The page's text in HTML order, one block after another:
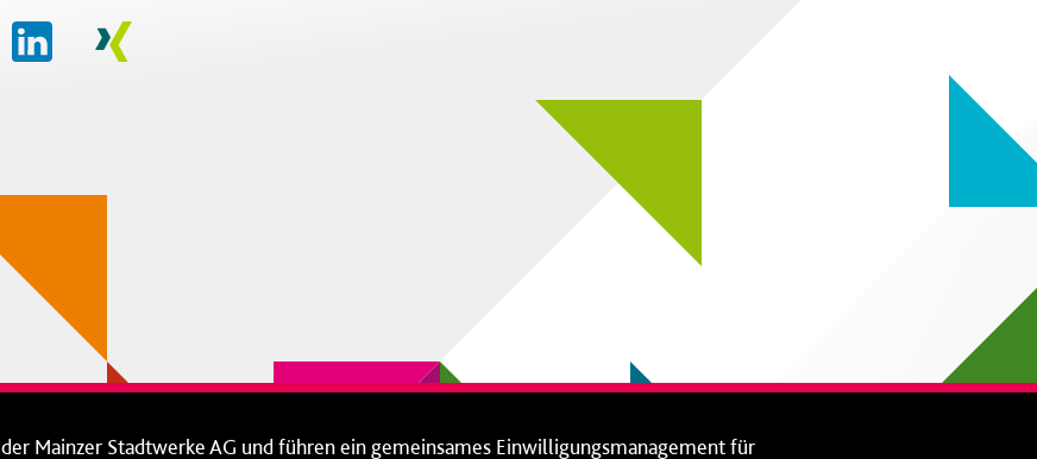
der Mainzer Stadtwerke AG und führen ein gemeinsames Einwilligungsmanagement für